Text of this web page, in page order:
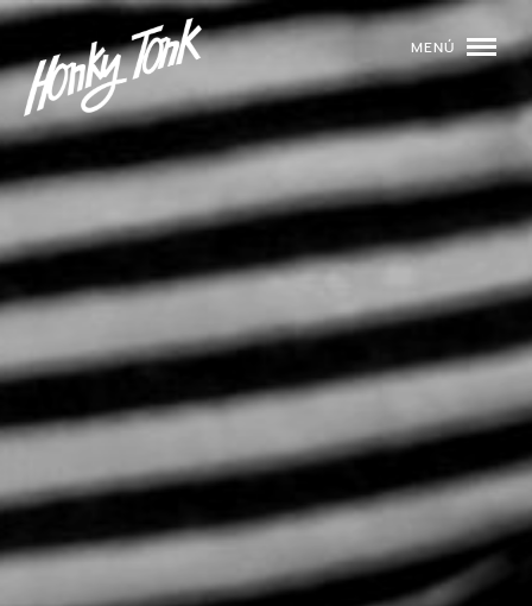
MENÚ
01 PROGRAMACIÓN
02 DJS
03 EVENTOS
04 TOCA CON NOSOTROS
QUIÉNES SOMOS
NUESTRA HISTORIA RIDER TÉCNICO
GALERÍA
DE IMÁGENES